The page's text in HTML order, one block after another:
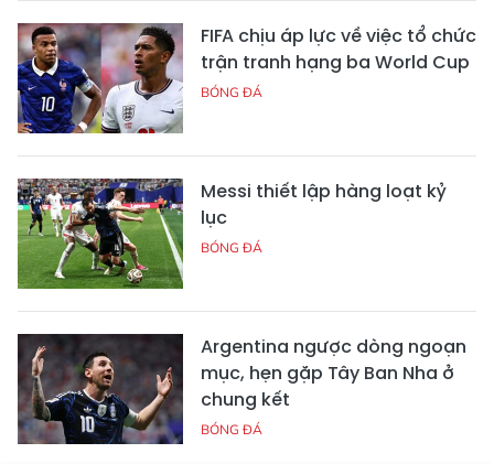
FIFA chịu áp lực về việc tổ chức
trận tranh hạng ba World Cup
BÓNG ĐÁ
Messi thiết lập hàng loạt kỷ
lục
BÓNG ĐÁ
Argentina ngược dòng ngoạn
mục, hẹn gặp Tây Ban Nha ở
chung kết
BÓNG ĐÁ